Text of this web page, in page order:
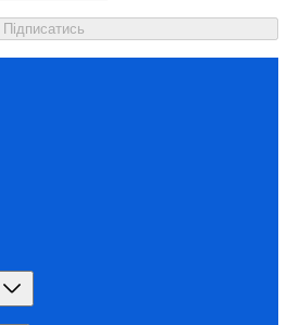
Підписатись